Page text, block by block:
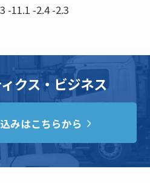
-11.1 -2.4 -2.3
クス・ビジネス
みはこちらから